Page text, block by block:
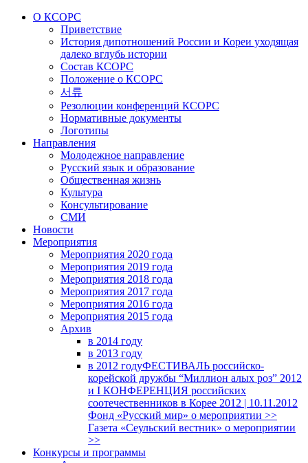
О КСОРС
Приветствие
История дипотношений России и Кореи уходящая
далеко вглубь истории
Состав КСОРС
Положение о КСОРС
서류
Резолюции конференций КСОРС
Нормативные документы
Логотипы
Направления
Молодежное направление
Русский язык и образование
Общественная жизнь
Культура
Консультирование
СМИ
Новости
Мероприятия
Мероприятия 2020 года
Мероприятия 2019 года
Мероприятия 2018 годa
Мероприятия 2017 года
Мероприятия 2016 года
Мероприятия 2015 года
Архив
в 2014 году
в 2013 году
в 2012 годуФЕСТИВАЛЬ российско-
корейской дружбы “Миллион алых роз” 2012
и I КОНФЕРЕНЦИЯ российских
соотечественников в Корее 2012 | 10.11.2012
Фонд «Русский мир» о мероприятии >>
Газета «Сеульский вестник» о мероприятии
>>
Конкурсы и программы